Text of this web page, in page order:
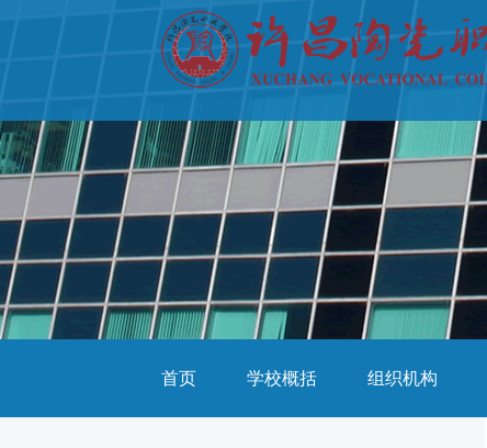
首页 学校概括 组织机构